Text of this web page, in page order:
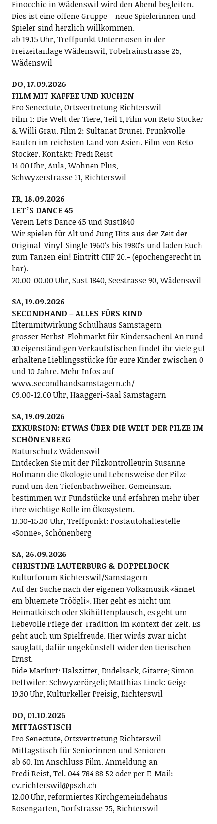
Pinocchio in Wädenswil wird den Abend begleiten.
Dies ist eine offene Gruppe – neue Spielerinnen und
Spieler sind herzlich willkommen.
ab 19.15 Uhr, Treffpunkt Untermosen in der
Freizeitanlage Wädenswil, Tobelrainstrasse 25,
Wädenswil
DO, 17.09.2026
FILM MIT KAFFEE UND KUCHEN
Pro Senectute, Ortsvertretung Richterswil
Film 1: Die Welt der Tiere, Teil 1, Film von Reto Stocker
& Willi Grau. Film 2: Sultanat Brunei. Prunkvolle
Bauten im reichsten Land von Asien. Film von Reto
Stocker. Kontakt: Fredi Reist
14.00 Uhr, Aula, Wohnen Plus,
Schwyzerstrasse 31, Richterswil
FR, 18.09.2026
LETʼS DANCE 45
Verein Letʼs Dance 45 und Sust1840
Wir spielen für Alt und Jung Hits aus der Zeit der
Original-Vinyl-Single 1960ʻs bis 1980ʻs und laden Euch
zum Tanzen ein! Eintritt CHF 20.- (epochengerecht in
bar).
20.00-00.00 Uhr, Sust 1840, Seestrasse 90, Wädenswil
SA, 19.09.2026
SECONDHAND – ALLES FÜRS KIND
Elternmitwirkung Schulhaus Samstagern
grosser Herbst-Flohmarkt für Kindersachen! An rund
30 eigenständigen Verkaufstischen findet ihr viele gut
erhaltene Lieblingsstücke für eure Kinder zwischen 0
und 10 Jahre. Mehr Infos auf
www.secondhandsamstagern.ch/
09.00-12.00 Uhr, Haaggeri-Saal Samstagern
SA, 19.09.2026
EXKURSION: ETWAS ÜBER DIE WELT DER PILZE IM
SCHÖNENBERG
Naturschutz Wädenswil
Entdecken Sie mit der Pilzkontrolleurin Susanne
Hofmann die Ökologie und Lebensweise der Pilze
rund um den Tiefenbachweiher. Gemeinsam
bestimmen wir Fundstücke und erfahren mehr über
ihre wichtige Rolle im Ökosystem.
13.30-15.30 Uhr, Treffpunkt: Postautohaltestelle
«Sonne», Schönenberg
SA, 26.09.2026
CHRISTINE LAUTERBURG & DOPPELBOCK
Kulturforum Richterswil/Samstagern
Auf der Suche nach der eigenen Volksmusik «ännet
em bluemete Tröögli». Hier geht es nicht um
Heimatkitsch oder Skihüttenplausch, es geht um
liebevolle Pflege der Tradition im Kontext der Zeit. Es
geht auch um Spielfreude. Hier wirds zwar nicht
sauglatt, dafür ungekünstelt wider den tierischen
Ernst.
Dide Marfurt: Halszitter, Dudelsack, Gitarre; ­Simon
Dettwiler: Schwyzerörgeli; Matthias Linck: Geige
19.30 Uhr, Kulturkeller Preisig, Richterswil
DO, 01.10.2026
MITTAGSTISCH
Pro Senectute, Ortsvertretung Richterswil
Mittagstisch für Seniorinnen und Senioren
ab 60. Im Anschluss Film. Anmeldung an
Fredi Reist, Tel. 044 784 88 52 oder per E-Mail:
ov.richterswil@pszh.ch
12.00 Uhr, reformiertes Kirchgemeindehaus
Rosengarten, Dorfstrasse 75, Richterswil